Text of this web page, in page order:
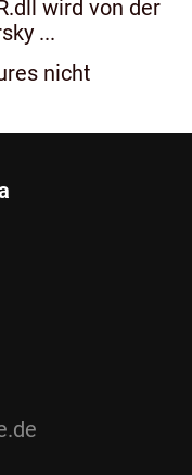
wird von der
...
nicht